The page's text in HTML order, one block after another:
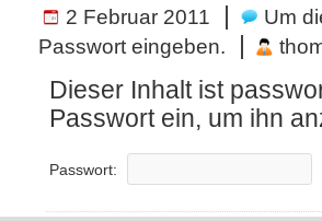
2 Februar 2011 |
Um
Passwort eingeben.
|
Dieser Inhalt ist
Passwort ein, um ihn
Passwort: